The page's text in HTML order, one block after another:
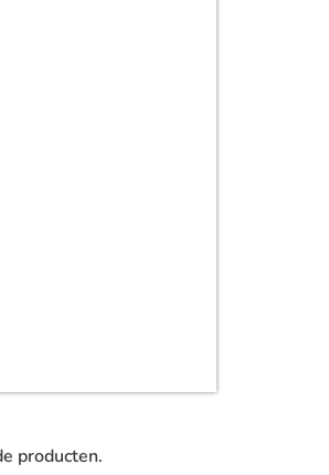
producten.